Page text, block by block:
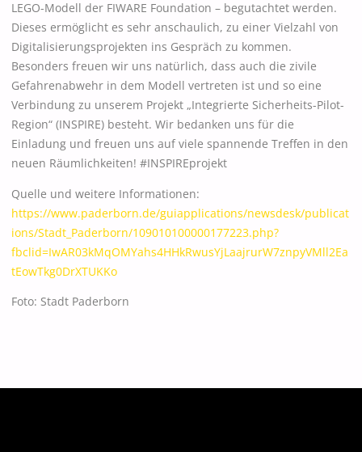
LEGO-Modell der FIWARE Foundation – begutachtet werden.
Dieses ermöglicht es sehr anschaulich, zu einer Vielzahl von
Digitalisierungsprojekten ins Gespräch zu kommen.
Besonders freuen wir uns natürlich, dass auch die zivile
Gefahrenabwehr in dem Modell vertreten ist und so eine
Verbindung zu unserem Projekt „Integrierte Sicherheits-Pilot-
Region“ (INSPIRE) besteht. Wir bedanken uns für die
Einladung und freuen uns auf viele spannende Treffen in den
neuen Räumlichkeiten! #INSPIREprojekt
Quelle und weitere Informationen:
https://www.paderborn.de/guiapplications/newsdesk/publicat
ions/Stadt_Paderborn/109010100000177223.php?
fbclid=IwAR03kMqOMYahs4HHkRwusYjLaajrurW7znpyVMll2Ea
tEowTkg0DrXTUKKo
Foto: Stadt Paderborn